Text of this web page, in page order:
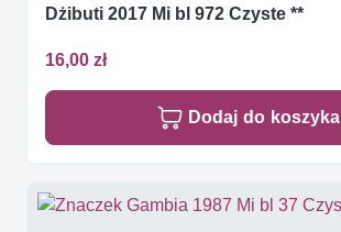
Dżibuti 2017 Mi bl 972 Czyste **
16,00 zł
Dodaj do koszyka